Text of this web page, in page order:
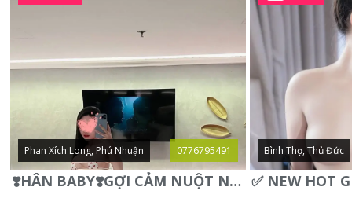
Phan Xích Long, Phú Nhuận 0776795491
❣️HÂN BABY❣️GỢI CẢM NUỘT NÀ DÁNG SON XINH XINH QUYẾN RŨ
Bình Thọ, Thủ Đức